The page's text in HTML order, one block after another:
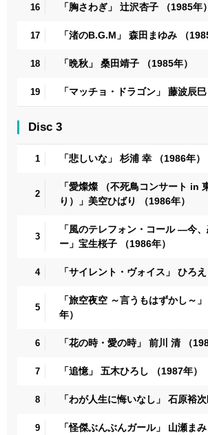
16 「胸さわぎ」 辻沢杏子 （1985年）
17 「渚のB.G.M」 森田まゆみ （
18 「晩秋」 桑田靖子 （1985年）
19 「マッチョ・ドラゴン」 藤波辰巳
Disc 3
1 「悲しいな」 杉浦 幸 （1986年）
2
「愛燦燦 （不死鳥コンサート in
り）」美空ひばり （1986年）
3
「風のテレフォン・コール ―今
ー」宝生桜子 （1986年）
4 「サイレント・ヴォイス」 ひろ
5
「旅空夜空 ～言うもはずかし～
年）
6 「花の時・愛の時」 前川 清 （
7 「追憶」 五木ひろし （1987年）
8 「わが人生に悔いなし」 石原裕次
9 「怪傑ぶんぶんガール」 山瀬まみ